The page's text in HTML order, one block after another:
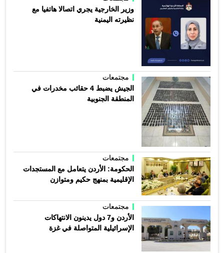
وزير الخارجية يجري اتصالا هاتفيا مع
نظيرته اليمنية
مجتمعات
الجيش يضبط 4 حقائب مخدرات في
المنطقة الجنوبية
مجتمعات
الحكومة: الأردن يتعامل مع المستجدات
الإقليمية بمنهج حكيم ومتوازن
مجتمعات
الأردن و7 دول يدينون الانتهاكات
الإسرائيلية المتواصلة في غزة